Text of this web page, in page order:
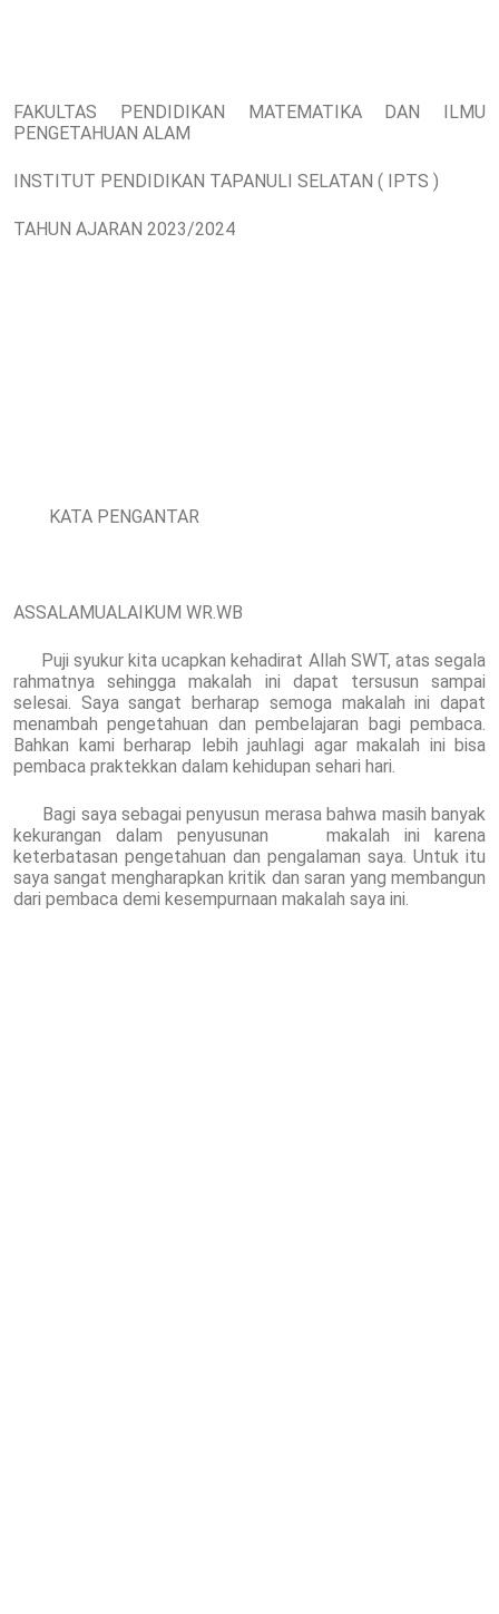
FAKULTAS PENDIDIKAN MATEMATIKA DAN ILMU
PENGETAHUAN ALAM
INSTITUT PENDIDIKAN TAPANULI SELATAN ( IPTS )
TAHUN AJARAN 2023/2024
KATA PENGANTAR
ASSALAMUALAIKUM WR.WB
Puji syukur kita ucapkan kehadirat Allah SWT, atas segala
rahmatnya sehingga makalah ini dapat tersusun sampai
selesai. Saya sangat berharap semoga makalah ini dapat
menambah pengetahuan dan pembelajaran bagi pembaca.
Bahkan kami berharap lebih jauhlagi agar makalah ini bisa
pembaca praktekkan dalam kehidupan sehari hari.
Bagi saya sebagai penyusun merasa bahwa masih banyak
kekurangan dalam penyusunan makalah ini karena
keterbatasan pengetahuan dan pengalaman saya. Untuk itu
saya sangat mengharapkan kritik dan saran yang membangun
dari pembaca demi kesempurnaan makalah saya ini.